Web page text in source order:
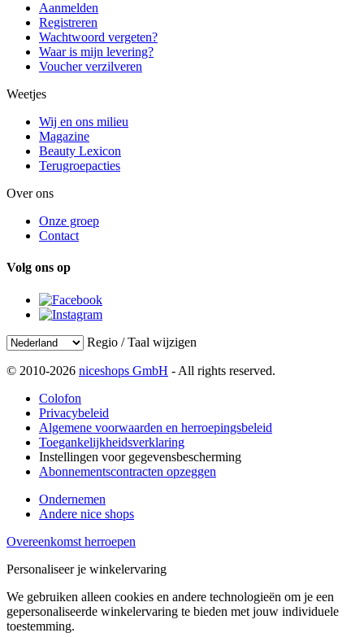
Aanmelden
Registreren
Wachtwoord vergeten?
Waar is mijn levering?
Voucher verzilveren
Weetjes
Wij en ons milieu
Magazine
Beauty Lexicon
Terugroepacties
Over ons
Onze groep
Contact
Volg ons op
Regio / Taal wijzigen
© 2010-2026 niceshops GmbH - All rights reserved.
Colofon
Privacybeleid
Algemene voorwaarden en herroepingsbeleid
Toegankelijkheidsverklaring
Instellingen voor gegevensbescherming
Abonnementscontracten opzeggen
Ondernemen
Andere nice shops
Overeenkomst herroepen
Personaliseer je winkelervaring
We gebruiken alleen cookies en andere technologieën om je een
gepersonaliseerde winkelervaring te bieden met jouw individuele
toestemming.